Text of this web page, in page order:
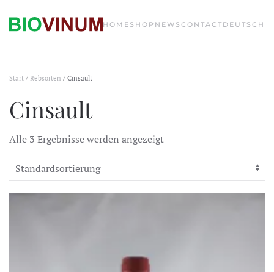
HOME SHOP NEWS CONTACT DEUTSCH
Start / Rebsorten / Cinsault
Cinsault
Alle 3 Ergebnisse werden angezeigt